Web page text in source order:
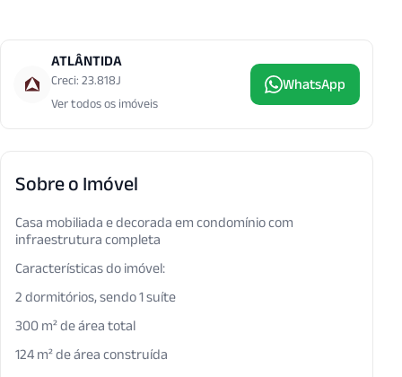
ATLÂNTIDA
Creci: 23.818J
Ver todos os imóveis
WhatsApp
Sobre o Imóvel
Casa mobiliada e decorada em condomínio com
infraestrutura completa
Características do imóvel:
2 dormitórios, sendo 1 suíte
300 m² de área total
124 m² de área construída